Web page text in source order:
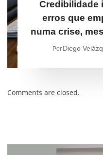
Credibilidade
erros que
numa crise,
Por Diego
Comments are closed.